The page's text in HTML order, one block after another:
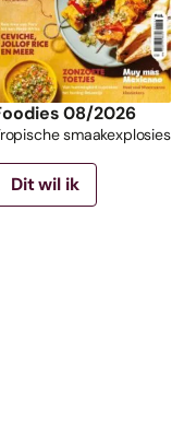
08/2026
smaakexplosies
Dit wil ik